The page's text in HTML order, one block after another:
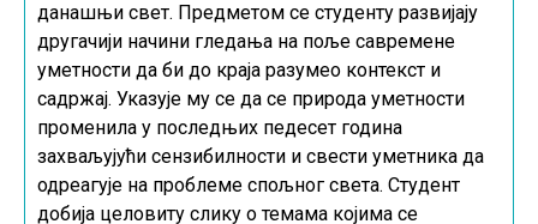
данашњи свет. Предметом се студенту развијају
другачији начини гледања на поље савремене
уметности да би до краја разумео контекст и
садржај. Указује му се да се природа уметности
променила у последњих педесет година
захваљујући сензибилности и свести уметника да
одреагује на проблеме спољног света. Студент
добија целовиту слику о темама којима се